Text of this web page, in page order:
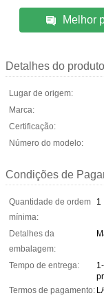
Melhor
Detalhes do produto
Lugar de origem:
Marca:
Certificação:
Número do modelo:
Condições de
Quantidade de ordem
mínima:
1
Detalhes da
embalagem:
Tempo de entrega:
Termos de pagamento: